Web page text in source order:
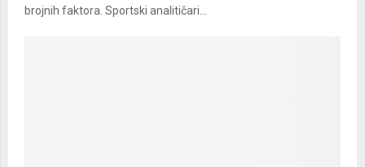
brojnih faktora. Sportski analitičari...